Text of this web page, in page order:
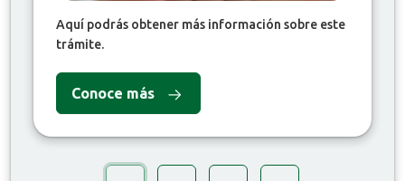
Aquí podrás obtener más información sobre este
trámite.
Conoce más